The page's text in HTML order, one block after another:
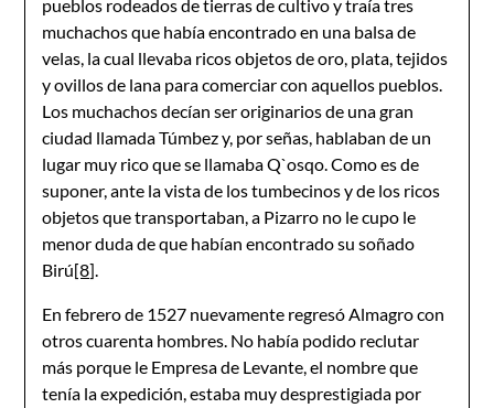
pueblos rodeados de tierras de cultivo y traía tres
muchachos que había encontrado en una balsa de
velas, la cual llevaba ricos objetos de oro, plata, tejidos
y ovillos de lana para comerciar con aquellos pueblos.
Los muchachos decían ser originarios de una gran
ciudad llamada Túmbez y, por señas, hablaban de un
lugar muy rico que se llamaba Q`osqo. Como es de
suponer, ante la vista de los tumbecinos y de los ricos
objetos que transportaban, a Pizarro no le cupo le
menor duda de que habían encontrado su soñado
Birú[8].
En febrero de 1527 nuevamente regresó Almagro con
otros cuarenta hombres. No había podido reclutar
más porque le Empresa de Levante, el nombre que
tenía la expedición, estaba muy desprestigiada por